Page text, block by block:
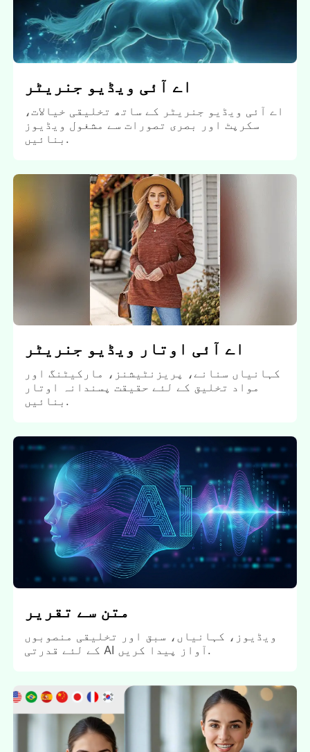
اے آئی ویڈیو جنریٹر
اے آئی ویڈیو جنریٹر کے ساتھ تخلیقی خیالات،
سکرپٹ اور بصری تصورات سے مشغول ویڈیوز
بنائیں.
اے آئی اوتار ویڈیو جنریٹر
کہانیاں سنانے، پریزنٹیشنز، مارکیٹنگ اور
مواد تخلیق کے لئے حقیقت پسندانہ اوتار
بنائیں.
متن سے تقریر
ویڈیوز، کہانیاں، سبق اور تخلیقی منصوبوں
کے لئے قدرتی AI آواز پیدا کریں.